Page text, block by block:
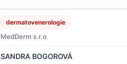
dermatovenerologie
MedDerm s.r.o
SANDRA BOGOROVÁ